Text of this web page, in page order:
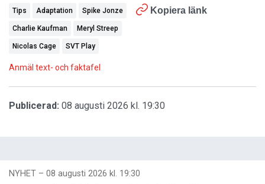
Kopiera länk
Tips Adaptation Spike Jonze
Charlie Kaufman Meryl Streep
Nicolas Cage SVT Play
Anmäl text- och faktafel
Publicerad: 08 augusti 2026 kl. 19:30
NYHET – 08 augusti 2026 kl. 19:30